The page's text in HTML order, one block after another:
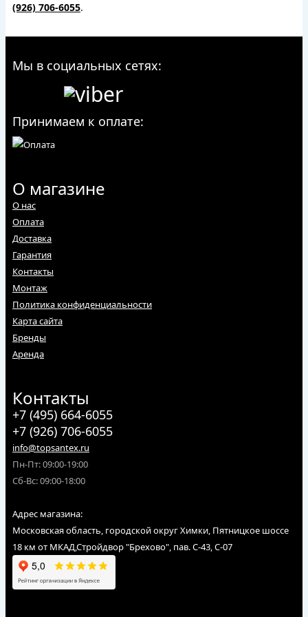
(926) 706-6055.
Мы в социальных сетях:
Принимаем к оплате:
О магазине
О нас
Оплата
Доставка
Гарантия
Контакты
Монтаж
Политика конфиденциальности
Карта сайта
Бренды
Аренда
Контакты
+7 (495) 664-6055
+7 (926) 706-6055
info@topsantex.ru
Пн-Пт: 09:00-19:00
Сб-Вс: 09:00-18:00
Адрес магазина:
Московская область, городской округ Химки, Пятницкое шоссе
18 км от МКАД,Стройдвор "Брехово", пав. С-43, С-07